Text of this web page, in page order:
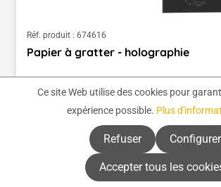
Réf. produit : 674616
Papier à gratter - holographie
Prix régulier :
9,27 €
(0,19 € / 1 pièce)
Prix TTC, frais de livraison en sus
Ce site Web utilise des cookies pour
expérience possible. Plus
Refuser Configurer
Accepter tous les